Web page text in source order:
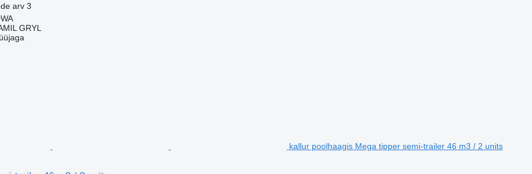
arv 3
GRYL
kallur poolhaagis Mega tipper semi-trailer 46 m3 / 2 units